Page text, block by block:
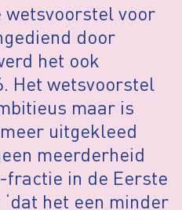
voor
door
het ook
Het wetsvoorstel
maar is
uitgekleed
meerderheid
fractie in de Eerste
het een minder